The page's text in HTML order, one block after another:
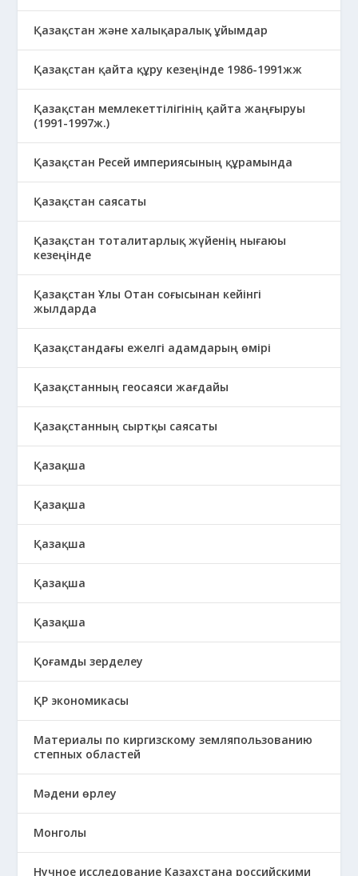
Қазақстан және халықаралық ұйымдар
Қазақстан қайта құру кезеңінде 1986-1991жж
Қазақстан мемлекеттілігінің қайта жаңғыруы
(1991-1997ж.)
Қазақстан Ресей империясының құрамында
Қазақстан саясаты
Қазақстан тоталитарлық жүйенің нығаюы
кезеңінде
Қазақстан Ұлы Отан соғысынан кейінгі
жылдарда
Қазақстандағы ежелгі адамдарың өмірі
Қазақстанның геосаяси жағдайы
Қазақстанның сыртқы саясаты
Қазақша
Қазақша
Қазақша
Қазақша
Қазақша
Қоғамды зерделеу
ҚР экономикасы
Материалы по киргизскому земляпользованию
степных областей
Мәдени өрлеу
Монголы
Нучное исследование Казахстана российскими